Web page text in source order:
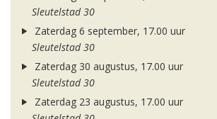
Sleutelstad 30
Zaterdag 6 september, 17.00 uur
Sleutelstad 30
Zaterdag 30 augustus, 17.00 uur
Sleutelstad 30
Zaterdag 23 augustus, 17.00 uur